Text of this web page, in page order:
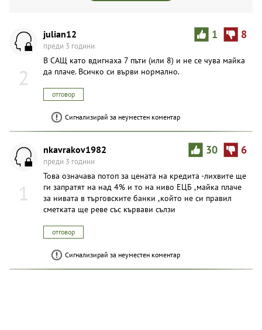
2
1 8
julian12
преди 3 години
В САЩ като вдигнаха 7 пъти (или 8) и не се чува майка
да плаче. Всичко си върви нормално.
отговор
Сигнализирай за неуместен коментар
1
30 6
nkavrakov1982
преди 3 години
Това означава потоп за цената на кредита -лихвите ще
ги запратят на над 4% и то на ниво ЕЦБ ,майка плаче
за нивата в търговските банки ,който не си правил
сметката ще реве със кървави сълзи
отговор
Сигнализирай за неуместен коментар